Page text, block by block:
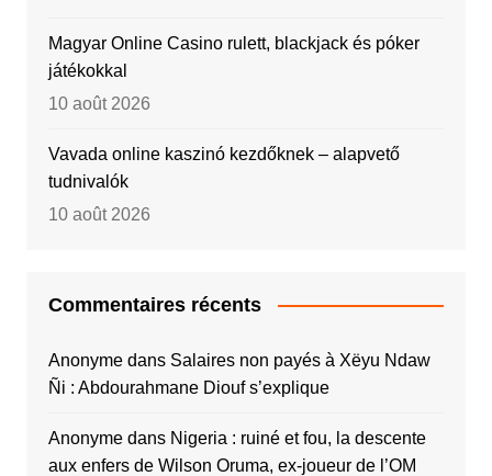
Magyar Online Casino rulett, blackjack és póker
játékokkal
10 août 2026
Vavada online kaszinó kezdőknek – alapvető
tudnivalók
10 août 2026
Commentaires récents
Anonymedans Salaires non payés à Xëyu Ndaw
Ñi : Abdourahmane Diouf s’explique
Anonymedans Nigeria : ruiné et fou, la descente
aux enfers de Wilson Oruma, ex-joueur de l’OM